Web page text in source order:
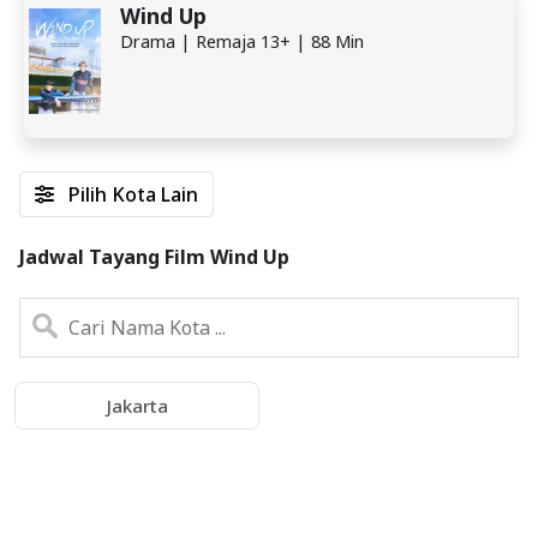
Wind Up
Drama | Remaja 13+ | 88 Min
Pilih Kota Lain
Jadwal Tayang Film Wind Up
Jakarta